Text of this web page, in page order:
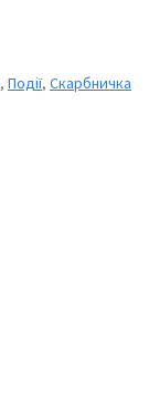
, Події, Скарбничка